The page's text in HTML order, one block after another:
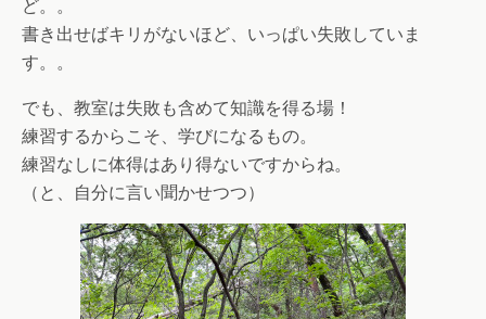
ど。。
書き出せばキリがないほど、いっぱい失敗していま
す。。
でも、教室は失敗も含めて知識を得る場！
練習するからこそ、学びになるもの。
練習なしに体得はあり得ないですからね。
（と、自分に言い聞かせつつ）